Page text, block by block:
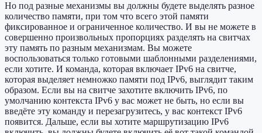
Но под разные механизмы вы должны будете выделять разное
количество памяти, при том что всего этой памяти
фиксированное и ограниченное количество. И вы не можете в
совершенно произвольных пропорциях разделять на свитчах
эту память по разным механизмам. Вы можете
воспользоваться только готовыми шаблонными разделениями,
если хотите. И команда, которая включает IPv6 на свитче,
которая выделяет немножко памяти под IPv6, выглядит таким
образом. Если вы на свитче захотите включить IPv6, по
умолчанию контекста IPv6 у вас может не быть, но если вы
введёте эту команду и перезагрузитесь, у вас контекст IPv6
появится. Дальше, если вы хотите маршрутизацию IPv6